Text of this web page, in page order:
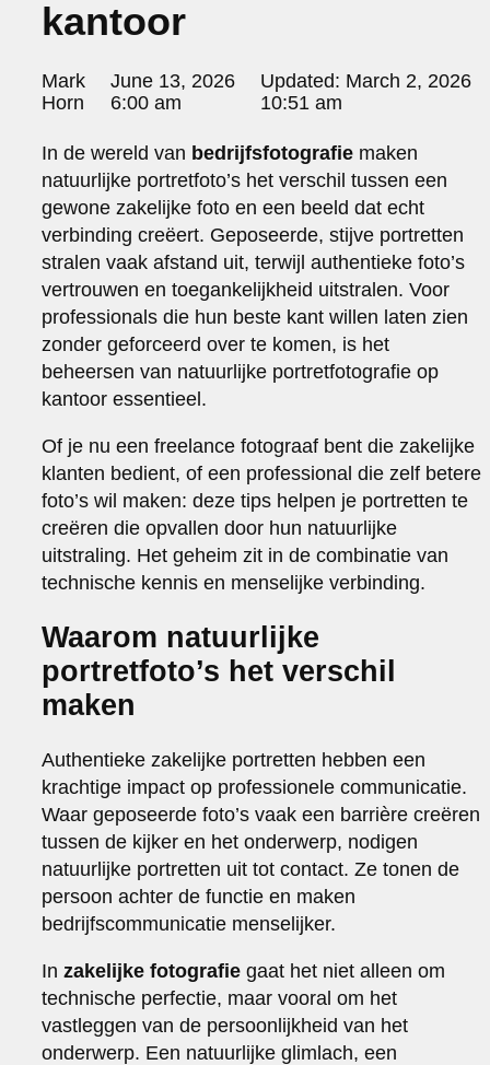
portraits 2
portraits 3
sanoma view 2014 – annual report
het zuiderlicht
thomas van luyn
various
parool christmas special
editorial
travel
commercial
fashion
contact
info@markhorn.nl
+31650600601
kantoor
Posted
by:
Mark
Horn
June 13, 2026
6:00 am
Updated: March 2, 2026
10:51 am
In de wereld van bedrijfsfotografie maken
natuurlijke portretfoto’s het verschil tussen een
gewone zakelijke foto en een beeld dat echt
verbinding creëert. Geposeerde, stijve portretten
stralen vaak afstand uit, terwijl authentieke foto’s
vertrouwen en toegankelijkheid uitstralen. Voor
professionals die hun beste kant willen laten zien
zonder geforceerd over te komen, is het
beheersen van natuurlijke portretfotografie op
kantoor essentieel.
Of je nu een freelance fotograaf bent die zakelijke
klanten bedient, of een professional die zelf betere
foto’s wil maken: deze tips helpen je portretten te
creëren die opvallen door hun natuurlijke
uitstraling. Het geheim zit in de combinatie van
technische kennis en menselijke verbinding.
Waarom natuurlijke
portretfoto’s het verschil
maken
Authentieke zakelijke portretten hebben een
krachtige impact op professionele communicatie.
Waar geposeerde foto’s vaak een barrière creëren
tussen de kijker en het onderwerp, nodigen
natuurlijke portretten uit tot contact. Ze tonen de
persoon achter de functie en maken
bedrijfscommunicatie menselijker.
Inzakelijke fotografie gaat het niet alleen om
technische perfectie, maar vooral om het
vastleggen van de persoonlijkheid van het
onderwerp. Een natuurlijke glimlach, een